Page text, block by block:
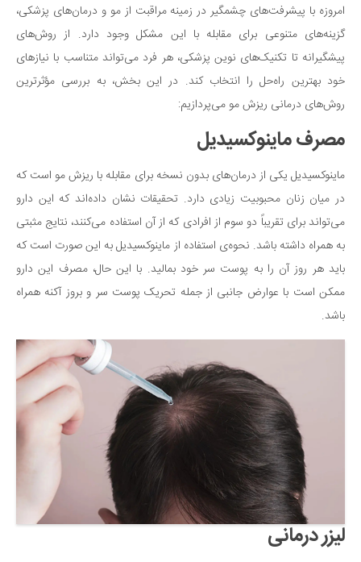
امروزه با پیشرفت‌های چشمگیر در زمینه مراقبت از مو و درمان‌های پزشکی،
گزینه‌های متنوعی برای مقابله با این مشکل وجود دارد. از روش‌های
پیشگیرانه تا تکنیک‌های نوین پزشکی، هر فرد می‌تواند متناسب با نیازهای
خود بهترین راه‌حل را انتخاب کند. در این بخش، به بررسی مؤثرترین
روش‌های درمانی ریزش مو می‌پردازیم:
مصرف ماینوکسیدیل
ماینوکسیدیل یکی از درمان‌های بدون نسخه برای مقابله با ریزش مو است که
در میان زنان محبوبیت زیادی دارد. تحقیقات نشان داده‌اند که این دارو
می‌تواند برای تقریباً دو سوم از افرادی که از آن استفاده می‌کنند، نتایج مثبتی
به همراه داشته باشد. نحوه‌ی استفاده از ماینوکسیدیل به این صورت است که
باید هر روز آن را به پوست سر خود بمالید. با این حال، مصرف این دارو
ممکن است با عوارض جانبی از جمله تحریک پوست سر و بروز آکنه همراه
باشد.
لیزر درمانی